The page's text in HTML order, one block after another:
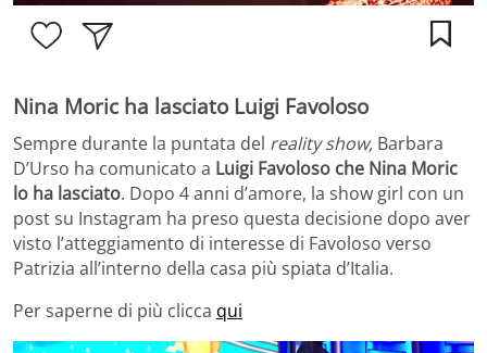
Nina Moric ha lasciato Luigi Favoloso
Sempre durante la puntata del reality show, Barbara
D’Urso ha comunicato a Luigi Favoloso che Nina Moric
lo ha lasciato. Dopo 4 anni d’amore, la show girl con un
post su Instagram ha preso questa decisione dopo aver
visto l’atteggiamento di interesse di Favoloso verso
Patrizia all’interno della casa più spiata d’Italia.
Per saperne di più clicca qui